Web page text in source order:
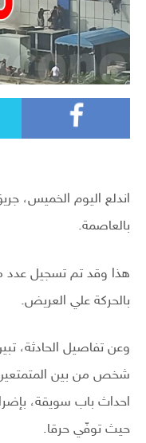
اندلع اليوم الخميس،
بالعاصمة.
هذا وقد تم تسجيل عدد
بالحركة علي العريض.
وعن تفاصيل الحادثة،
شخص من بين المتمتعين
احداث باب سويقة،
حيث توفّي حرقا.